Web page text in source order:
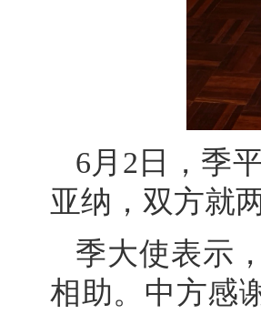
6月2日，季
亚纳，双方就
季大使表示
相助。中方感